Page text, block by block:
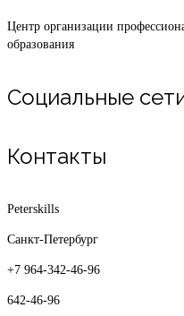
Центр организации
образования
Социальные
Контакты
Peterskills
Санкт-Петербург
+7 964-342-46-96
642-46-96